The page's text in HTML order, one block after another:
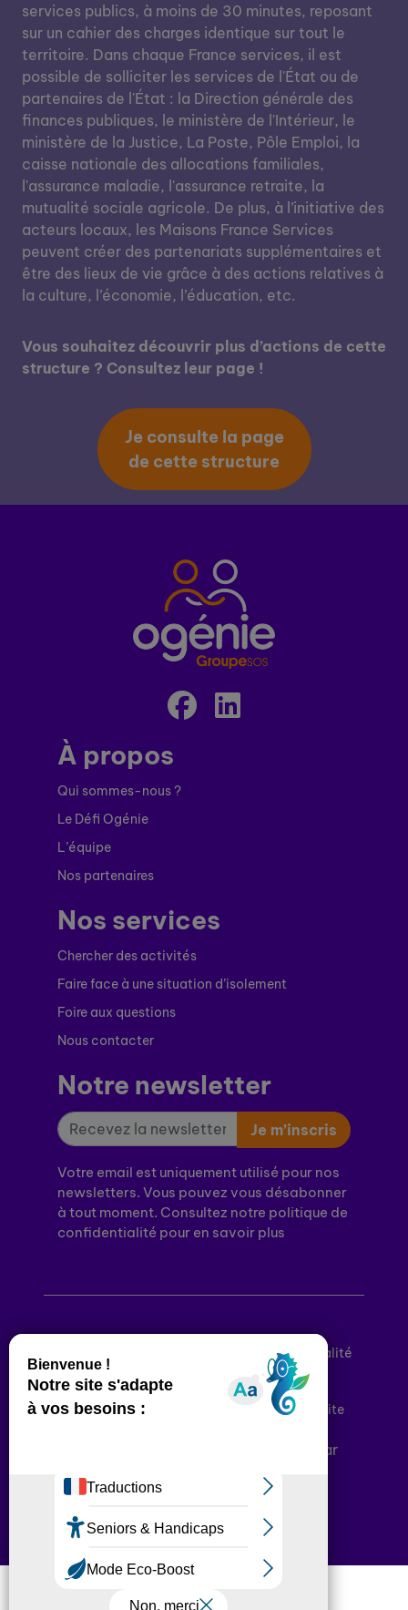
services publics, à moins de 30 minutes, reposant
sur un cahier des charges identique sur tout le
territoire. Dans chaque France services, il est
possible de solliciter les services de l'État ou de
partenaires de l'État : la Direction générale des
finances publiques, le ministère de l'Intérieur, le
ministère de la Justice, La Poste, Pôle Emploi, la
caisse nationale des allocations familiales,
l'assurance maladie, l'assurance retraite, la
mutualité sociale agricole. De plus, à l’initiative des
acteurs locaux, les Maisons France Services
peuvent créer des partenariats supplémentaires et
être des lieux de vie grâce à des actions relatives à
la culture, l’économie, l’éducation, etc.
Vous souhaitez découvrir plus d’actions de cette
structure ? Consultez leur page !
Je consulte la page
de cette structure
À propos
Qui sommes-nous ?
Le Défi Ogénie
L’équipe
Nos partenaires
Nos services
Chercher des activités
Faire face à une situation d’isolement
Foire aux questions
Nous contacter
Notre newsletter
Je m’inscris
Votre email est uniquement utilisé pour nos
newsletters. Vous pouvez vous désabonner
à tout moment. Consultez notre politique de
confidentialité pour en savoir plus
Politique de confidentialité
Conditions générales d’utilisation
Déclaration d’accessibilité
Plan du site
Plateforme développée en France par